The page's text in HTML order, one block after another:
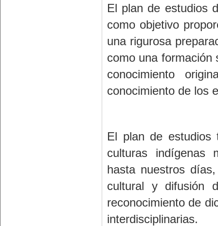
El plan de estudios
como objetivo
una rigurosa
como una formación
conocimiento
conocimiento de los
El plan de estudios
culturas indígenas
hasta nuestros
cultural y difusión
reconocimiento de
interdisciplinarias.